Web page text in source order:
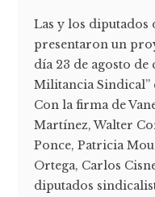
Las y los
presentaron un
día 23 de agosto de
Militancia Sindical”
Con la firma de
Martínez, Walter
Ponce, Patricia
Ortega, Carlos
diputados